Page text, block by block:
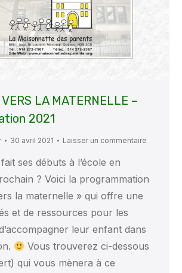
LA MATERNELLE –
2021
30 avril 2021 Laisser un commentaire
ses débuts à l’école en
? Voici la programmation
la maternelle » qui offre une
et de ressources pour les
leur enfant dans
Vous trouverez ci-dessous
qui vous mènera à ce